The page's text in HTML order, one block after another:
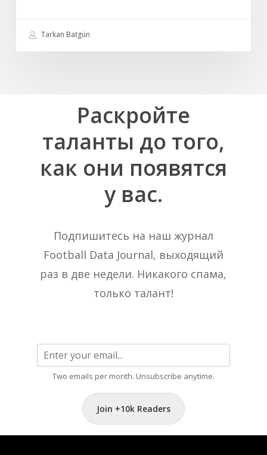
Tarkan Batgün
Раскройте
таланты до того,
как они появятся
у вас.
Подпишитесь на наш журнал
Football Data Journal, выходящий
раз в две недели. Никакого спама,
только талант!
Two emails per month. Unsubscribe anytime.
Join +10k Readers